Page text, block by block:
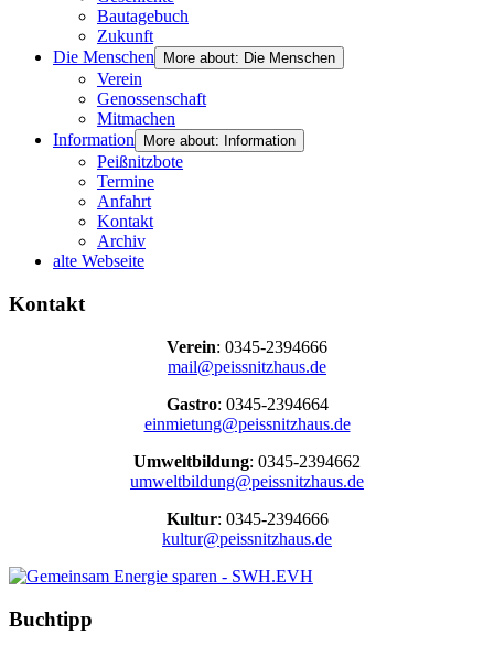
Bautagebuch
Zukunft
Die Menschen
More about: Die Menschen
Verein
Genossenschaft
Mitmachen
Information
More about: Information
Peißnitzbote
Termine
Anfahrt
Kontakt
Archiv
alte Webseite
Kontakt
Verein: 0345-2394666
mail@peissnitzhaus.de
Gastro: 0345-2394664
einmietung@peissnitzhaus.de
Umweltbildung: 0345-2394662
umweltbildung@peissnitzhaus.de
Kultur: 0345-2394666
kultur@peissnitzhaus.de
Buchtipp